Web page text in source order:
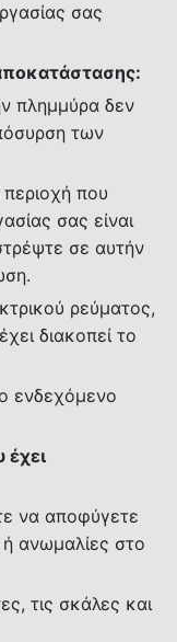
σας
πλημμύρα δεν
των
περιοχή που
σας είναι
σε αυτήν
ρεύματος,
διακοπεί το
ενδεχόμενο
έχει
να αποφύγετε
ή ανωμαλίες στο
τις σκάλες και